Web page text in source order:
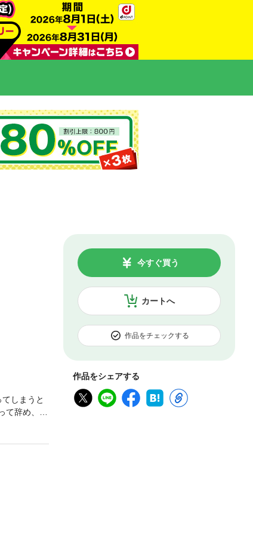
カートへ
今すぐ買う
作品をチェックする
作品をシェアする
しまうと
辞め、な
で、違う